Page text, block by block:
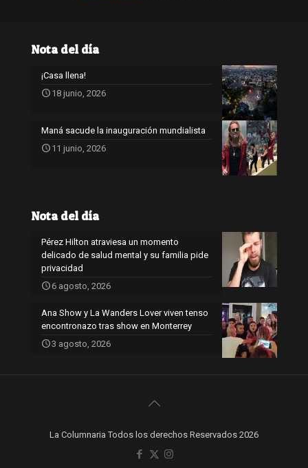
Nota del día
¡Casa llena!
18 junio, 2026
Maná sacude la inauguración mundialista
11 junio, 2026
Nota del día
Pérez Hilton atraviesa un momento
delicado de salud mental y su familia pide
privacidad
6 agosto, 2026
Ana Show y La Wanders Lover viven tenso
encontronazo tras show en Monterrey
3 agosto, 2026
La Columnaria Todos los derechos Reservados 2026